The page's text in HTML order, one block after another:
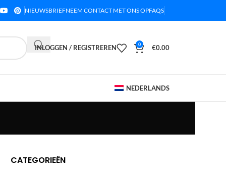
NIEUWSBRIEFNEEM CONTACT MET ONS OPFAQS
INLOGGEN / REGISTREREN 0 €0.00
NEDERLANDS
CATEGORIEËN